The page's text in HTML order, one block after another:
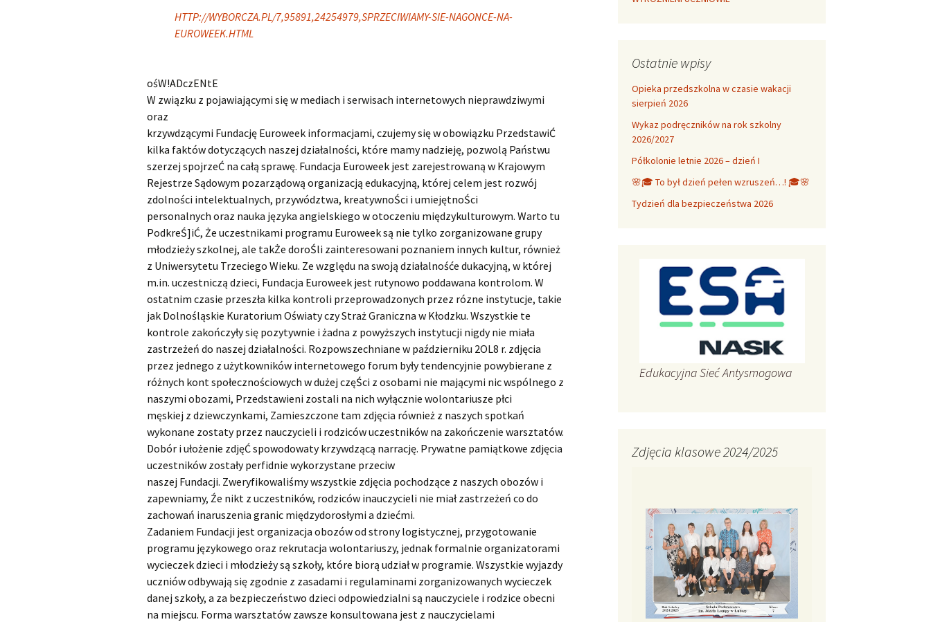
HTTP://WYBORCZA.PL/7,95891,24254979,SPRZECIWIAMY-SIE-NAGONCE-NA-
EUROWEEK.HTML
ośW!ADczENtE
W związku z pojawiającymi się w mediach i serwisach internetowych nieprawdziwymi
oraz
krzywdzącymi Fundację Euroweek informacjami, czujemy się w obowiązku PrzedstawiĆ
kilka faktów dotyczących naszej działalności, które mamy nadzieję, pozwolą Państwu
szerzej spojrzeĆ na całą sprawę. Fundacja Euroweek jest zarejestrowaną w Krajowym
Rejestrze Sądowym pozarządową organizacją edukacyjną, której celem jest rozwój
zdolności intelektualnych, przywództwa, kreatywnoŚci i umiejętnoŚci
personalnych oraz nauka języka angielskiego w otoczeniu międzykulturowym. Warto tu
PodkreŚ]iĆ, Że uczestnikami programu Euroweek są nie tylko zorganizowane grupy
młodzieży szkolnej, ale takŻe doroŚli zainteresowani poznaniem innych kultur, również
z Uniwersytetu Trzeciego Wieku. Ze względu na swoją działalnośće dukacyjną, w której
m.in. uczestniczą dzieci, Fundacja Euroweek jest rutynowo poddawana kontrolom. W
ostatnim czasie przeszła kilka kontroli przeprowadzonych przez rózne instytucje, takie
jak Dolnośląskie Kuratorium Oświaty czy Straż Graniczna w Kłodzku. Wszystkie te
kontrole zakończyły się pozytywnie i żadna z powyższych instytucji nigdy nie miała
zastrzeżeń do naszej działalności. Rozpowszechniane w październiku 2OL8 r. zdjęcia
przez jednego z użytkowników internetowego forum były tendencyjnie powybierane z
różnych kont społecznościowych w dużej częŚci z osobami nie mającymi nic wspólnego z
naszymi obozami, Przedstawieni zostali na nich wyłącznie wolontariusze płci
męskiej z dziewczynkami, Zamieszczone tam zdjęcia również z naszych spotkań
wykonane zostaty przez nauczycieli i rodziców uczestników na zakończenie warsztatów.
Dobór i ułożenie zdjęĆ spowodowaty krzywdzącą narrację. Prywatne pamiątkowe zdjęcia
uczestników zostały perfidnie wykorzystane przeciw
naszej Fundacji. Zweryfikowaliśmy wszystkie zdjęcia pochodzące z naszych obozów i
zapewniamy, Źe nikt z uczestników, rodziców inauczycieli nie miał zastrzeżeń co do
zachowań inaruszenia granic międzydorosłymi a dziećmi.
Zadaniem Fundacji jest organizacja obozów od strony logistycznej, przygotowanie
programu językowego oraz rekrutacja wolontariuszy, jednak formalnie organizatorami
wycieczek dzieci i młodzieży są szkoły, które biorą udział w programie. Wszystkie wyjazdy
uczniów odbywają się zgodnie z zasadami i regulaminami zorganizowanych wycieczek
danej szkoły, a za bezpieczeństwo dzieci odpowiedzialni są nauczyciele i rodzice obecni
na miejscu. Forma warsztatów zawsze konsultowana jest z nauczycielami
Ostatnie wpisy
Opieka przedszkolna w czasie wakacji
sierpień 2026
Wykaz podręczników na rok szkolny
2026/2027
Półkolonie letnie 2026 – dzień I
🌸🎓 To był dzień pełen wzruszeń…! 🎓🌸
Tydzień dla bezpieczeństwa 2026
Edukacyjna Sieć Antysmogowa
Zdjęcia klasowe 2024/2025